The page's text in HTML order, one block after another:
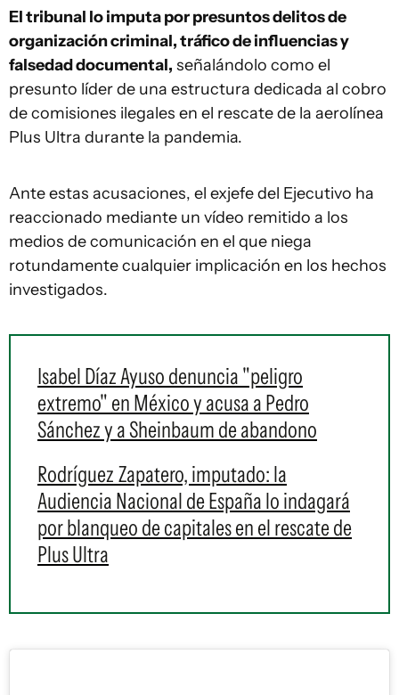
El tribunal lo imputa por presuntos delitos de
organización criminal, tráfico de influencias y
falsedad documental, señalándolo como el
presunto líder de una estructura dedicada al cobro
de comisiones ilegales en el rescate de la aerolínea
Plus Ultra durante la pandemia.
Ante estas acusaciones, el exjefe del Ejecutivo ha
reaccionado mediante un vídeo remitido a los
medios de comunicación en el que niega
rotundamente cualquier implicación en los hechos
investigados.
Isabel Díaz Ayuso denuncia "peligro
extremo" en México y acusa a Pedro
Sánchez y a Sheinbaum de abandono
Rodríguez Zapatero, imputado: la
Audiencia Nacional de España lo indagará
por blanqueo de capitales en el rescate de
Plus Ultra